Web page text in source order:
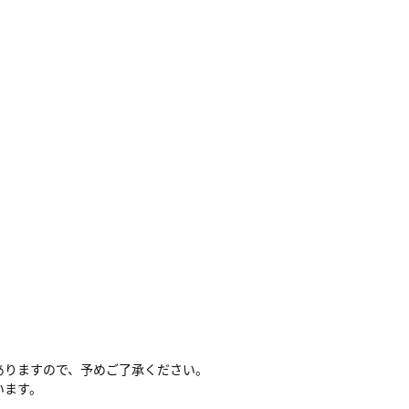
ますので、予めご了承ください。
す。